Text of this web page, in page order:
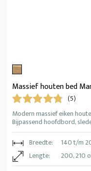
Massief houten bed
(5)
Modern massief eiken
Bijpassend hoofdbord,
Breedte:
140 t/m
Lengte:
200, 210